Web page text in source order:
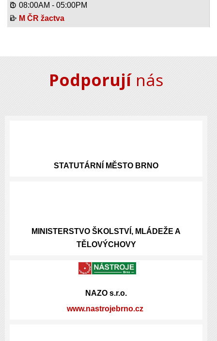
08:00AM - 05:00PM
M ČR žactva
Podporujínás
STATUTÁRNÍ MĚSTO BRNO
MINISTERSTVO ŠKOLSTVÍ, MLÁDEŽE A
TĚLOVÝCHOVY
NAZO s.r.o.
www.nastrojebrno.cz